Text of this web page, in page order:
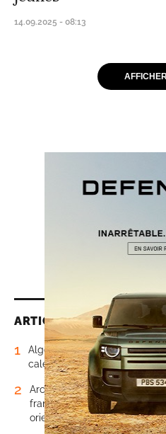
14.09.2025 - 08:13
ARTICLES LES PLUS LUS
1
Algérie: quand un président
calendrier scolaire… suivant
2
Archives militaires de
française recensait des
oriental